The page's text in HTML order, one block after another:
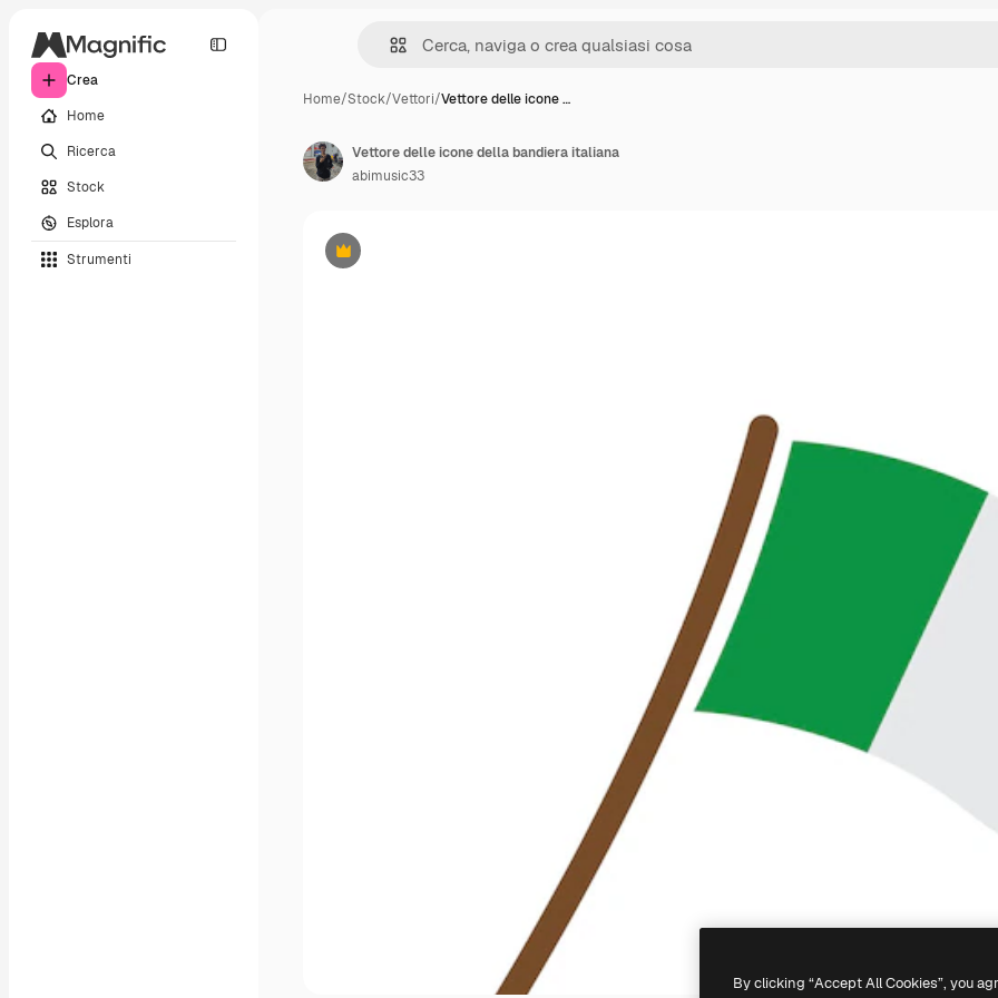
Crea
Home
Ricerca
Stock
Esplora
Strumenti
Home/Stock/Vettori/Vettore delle icone …
Premium
Vettore delle icone della bandiera italiana
abimusic33
By clicking “Accept All Cookies”, you